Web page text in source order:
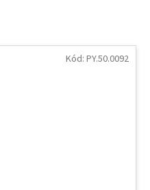
Kód: PY.50.0092